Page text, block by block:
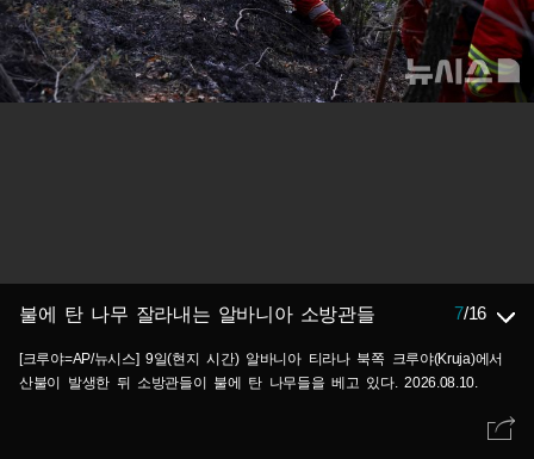
불에 탄 나무 잘라내는 알바니아 소방관들 7/16
[크루야=AP/뉴시스] 9일(현지 시간) 알바니아 티라나 북쪽 크루야(Kruja)에서
산불이 발생한 뒤 소방관들이 불에 탄 나무들을 베고 있다. 2026.08.10.